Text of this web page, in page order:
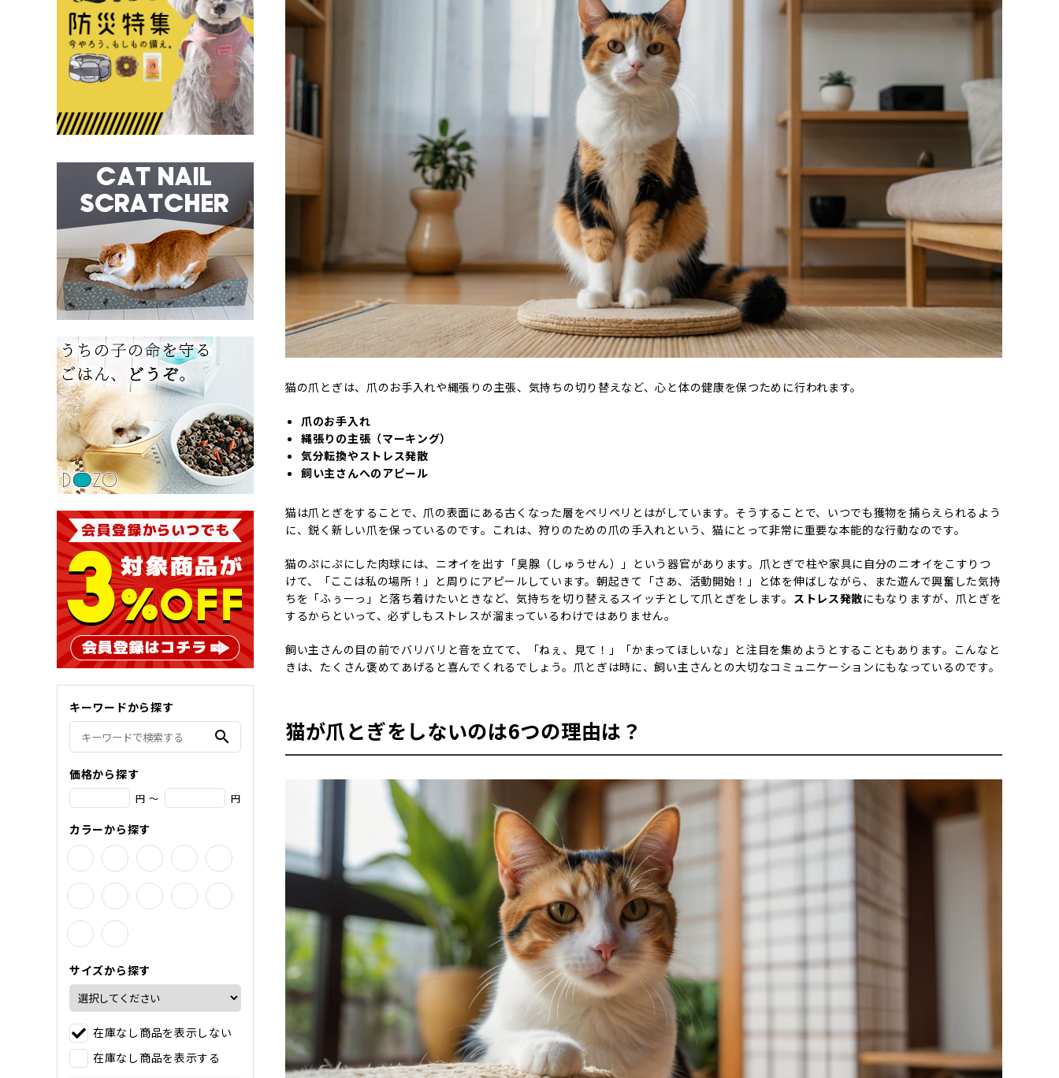
猫の爪とぎは、爪のお手入れや縄張りの主張、気持ちの切り替えなど、心と体の健康を保つために行われます。
爪のお手入れ
縄張りの主張（マーキング）
気分転換やストレス発散
飼い主さんへのアピール
猫は爪とぎをすることで、爪の表面にある古くなった層をペリペリとはがしています。そうすることで、いつでも獲物を捕らえられるよう
に、鋭く新しい爪を保っているのです。これは、狩りのための爪の手入れという、猫にとって非常に重要な本能的な行動なのです。
猫のぷにぷにした肉球には、ニオイを出す「臭腺（しゅうせん）」という器官があります。爪とぎで柱や家具に自分のニオイをこすりつ
けて、「ここは私の場所！」と周りにアピールしています。朝起きて「さあ、活動開始！」と体を伸ばしながら、また遊んで興奮した気持
ちを「ふぅーっ」と落ち着けたいときなど、気持ちを切り替えるスイッチとして爪とぎをします。 ストレス発散にもなりますが、爪とぎを
するからといって、必ずしもストレスが溜まっているわけではありません。
飼い主さんの目の前でバリバリと音を立てて、「ねぇ、見て！」「かまってほしいな」と注目を集めようとすることもあります。こんなと
きは、たくさん褒めてあげると喜んでくれるでしょう。爪とぎは時に、飼い主さんとの大切なコミュニケーションにもなっているのです。
猫が爪とぎをしないのは6つの理由は？
キーワードから探す
search
価格から探す
円 ～ 円
カラーから探す
サイズから探す
在庫なし商品を表示しない
在庫なし商品を表示する